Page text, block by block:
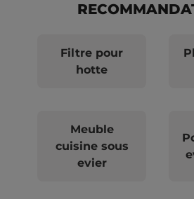
Filtre pour
hotte
Meuble
cuisine sous
evier